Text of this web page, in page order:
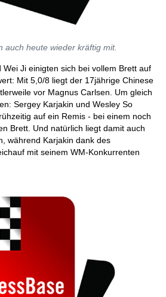
auch heute wieder kräftig mit.
Wei Ji einigten sich bei vollem Brett auf
Mit 5,0/8 liegt der 17jährige Chinese
vor Magnus Carlsen. Um gleich
Sergey Karjakin und Wesley So
auf ein Remis - bei einem noch
Brett. Und natürlich liegt damit auch
während Karjakin dank des
mit seinem WM-Konkurrenten